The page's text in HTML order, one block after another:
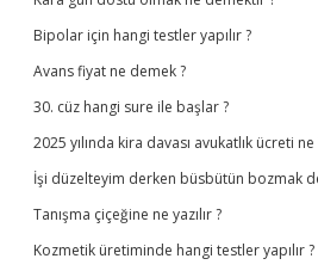
Bipolar için hangi testler yapılır ?
Avans fiyat ne demek ?
30. cüz hangi sure ile başlar ?
2025 yılında kira davası avukatlık ücreti
İşi düzelteyim derken büsbütün bozmak
Tanışma çiçeğine ne yazılır ?
Kozmetik üretiminde hangi testler yapılır ?